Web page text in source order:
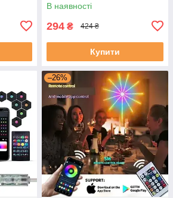
В наявності
294 ₴ 424 ₴
Купити
–26%